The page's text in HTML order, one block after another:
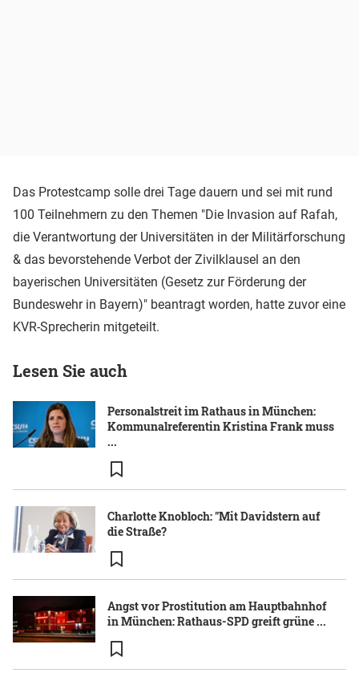
Das Protestcamp solle drei Tage dauern und sei mit rund
100 Teilnehmern zu den Themen "Die Invasion auf Rafah,
die Verantwortung der Universitäten in der Militärforschung
& das bevorstehende Verbot der Zivilklausel an den
bayerischen Universitäten (Gesetz zur Förderung der
Bundeswehr in Bayern)" beantragt worden, hatte zuvor eine
KVR-Sprecherin mitgeteilt.
Lesen Sie auch
Personalstreit im Rathaus in München:
Kommunalreferentin Kristina Frank muss
...
Charlotte Knobloch: "Mit Davidstern auf
die Straße?
Angst vor Prostitution am Hauptbahnhof
in München: Rathaus-SPD greift grüne ...